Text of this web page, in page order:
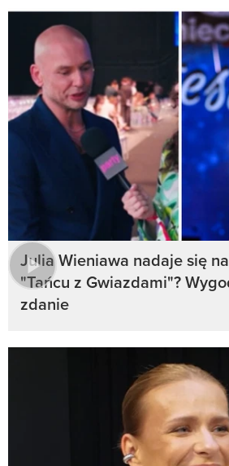
Julia Wieniawa nadaje się
"Tańcu z Gwiazdami"?
zdanie